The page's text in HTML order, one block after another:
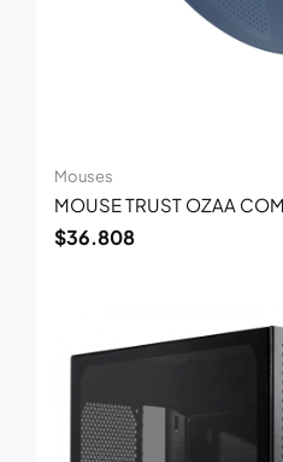
Mouses
MOUSE TRUST OZAA
$36.808